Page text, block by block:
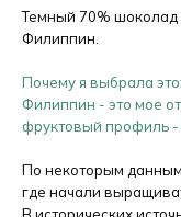
Темный 70% шоколад
Филиппин.
Почему я выбрала
Филиппин - это мое
фруктовый профиль -
По некоторым
где начали